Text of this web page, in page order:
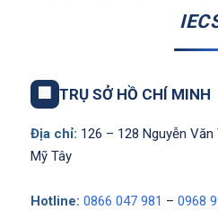
🏢 TRỤ SỞ HỒ CHÍ MINH
Địa chỉ: 126 – 128 Nguyễn
Mỹ Tây
Hotline: 0866 047 981 – 0968